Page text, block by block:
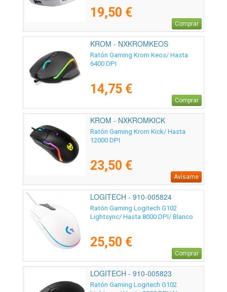
19,50 €
Comprar
KROM - NXKROMKEOS
Ratón Gaming Krom Keos/ Hasta
6400 DPI
14,75 €
Comprar
KROM - NXKROMKICK
Ratón Gaming Krom Kick/ Hasta
12000 DPI
23,50 €
Avísame
LOGITECH - 910-005824
Ratón Gaming Logitech G102
Lightsync/ Hasta 8000 DPI/ Blanco
25,50 €
Comprar
LOGITECH - 910-005823
Ratón Gaming Logitech G102